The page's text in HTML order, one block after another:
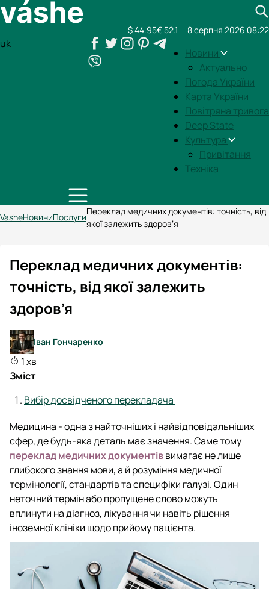
uk
Новини
Актуально
Погода України
Карта України
Повітряна тривога
Deep State
Культура
Привітання
Техніка
$ 44.95€ 52.1 8 серпня 2026 08:22
VasheНовиниПослуги
Переклад медичних документів: точність, від
якої залежить здоров’я
Переклад медичних документів:
точність, від якої залежить
здоров’я
Іван Гончаренко
1 хв
Зміст
Вибір досвідченого перекладача
Медицина - одна з найточніших і найвідповідальніших
сфер, де будь-яка деталь має значення. Саме тому
переклад медичних документіввимагає не лише
глибокого знання мови, а й розуміння медичної
термінології, стандартів та специфіки галузі. Один
неточний термін або пропущене слово можуть
вплинути на діагноз, лікування чи навіть рішення
іноземної клініки щодо прийому пацієнта.